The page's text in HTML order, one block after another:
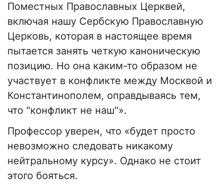
Поместных Православных Церквей,
включая нашу Сербскую Православную
Церковь, которая в настоящее время
пытается занять четкую каноническую
позицию. Но она каким-то образом не
участвует в конфликте между Москвой и
Константинополем, оправдываясь тем,
что "конфликт не наш"».
Профессор уверен, что «будет просто
невозможно следовать никакому
нейтральному курсу». Однако не стоит
этого бояться.